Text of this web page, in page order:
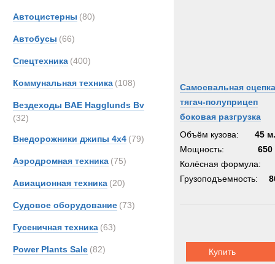
Автоцистерны (80)
Автобусы (66)
Спецтехника (400)
Коммунальная техника (108)
Вездеходы BAE Hagglunds Bv
(32)
Внедорожники джипы 4х4 (79)
Аэродромная техника (75)
Авиационная техника (20)
Судовое оборудование (73)
Гусеничная техника (63)
Power Plants Sale (82)
Самосвальная сцепка
тягач-полуприцеп
боковая разгрузка
Объём кузова:
45
Мощность:
650
Колёсная формула:
Грузоподъемность:
Купить